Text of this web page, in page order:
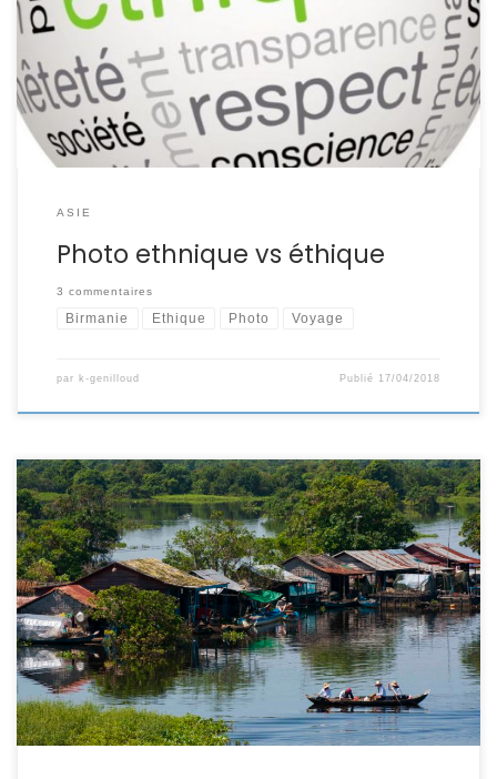
certaines situations qui m’amène à m’interroger sur « que
vais-je raconter avec cette image ? ». Chaque personne
interprétera une photo par rapport à ses affinités, ses
convictions, son vécu. C’est pourquoi elle […]
ASIE
Photo ethnique vs éthique
3 commentaires
Birmanie Ethique Photo Voyage
par k-genilloud Publié 17/04/2018
Le Cambodge est surtout connu pour les fabuleux temples
d’Ankor. Mais connaissez vous le Tonlé Sap ? Non ? Alors
Suivez moi, pour une expérience uniK, je vous emmène
voguer sur ce lac à la découverte de ses habitants, de ses
maisons flottantes, de sa faune et de ses crocodiles. […]